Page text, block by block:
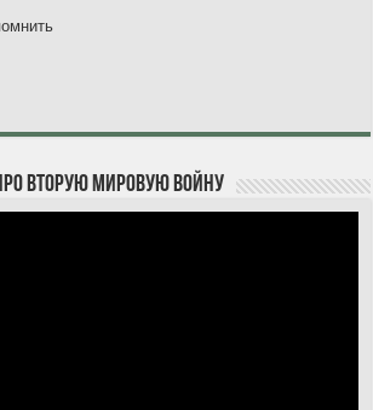
Вторую мировую войну